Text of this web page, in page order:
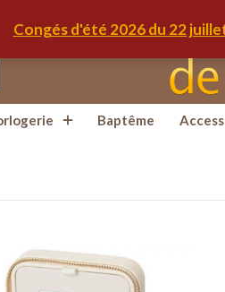
Congés d'été 2026 du 22
Baptême